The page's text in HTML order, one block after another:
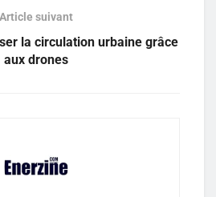
Article suivant
la circulation urbaine grâce
aux drones